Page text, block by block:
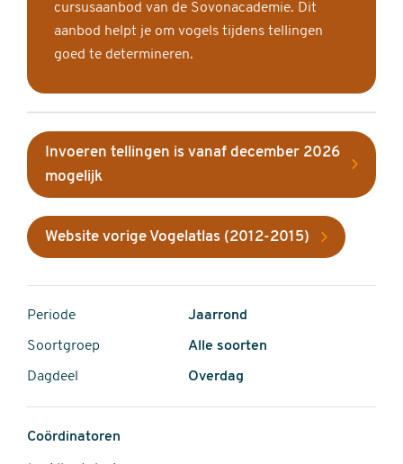
cursusaanbod van de Sovonacademie. Dit
aanbod helpt je om vogels tijdens tellingen
goed te determineren.
Invoeren tellingen is vanaf december 2026
mogelijk
Website vorige Vogelatlas (2012-2015)
Periode Jaarrond
Soortgroep Alle soorten
Dagdeel Overdag
Coördinatoren